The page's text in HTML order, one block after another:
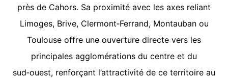
près de Cahors. Sa proximité avec les axes reliant
Limoges, Brive, Clermont‑Ferrand, Montauban ou
Toulouse offre une ouverture directe vers les
principales agglomérations du centre et du
sud‑ouest, renforçant l’attractivité de ce territoire au